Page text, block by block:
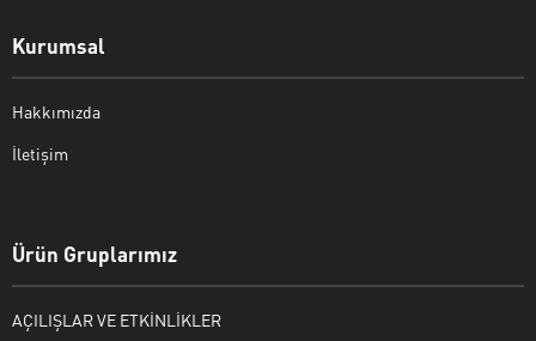
Kurumsal
Hakkımızda
İletişim
Ürün Gruplarımız
AÇILIŞLAR VE ETKİNLİKLER